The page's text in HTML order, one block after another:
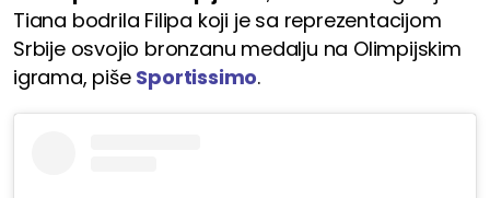
Tiana bodrila Filipa koji je sa reprezentacijom
Srbije osvojio bronzanu medalju na Olimpijskim
igrama, piše Sportissimo.